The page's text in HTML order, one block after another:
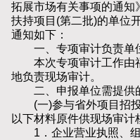
拓展市场有关事项的通知
扶持项目(第二批)的单位
通知如下：
一、专项审计负责单
本次专项审计工作由
地负责现场审计。
二、申报单位需提供
(一)参与省外项目招投
以下材料原件供现场审计
1．企业营业执照、组